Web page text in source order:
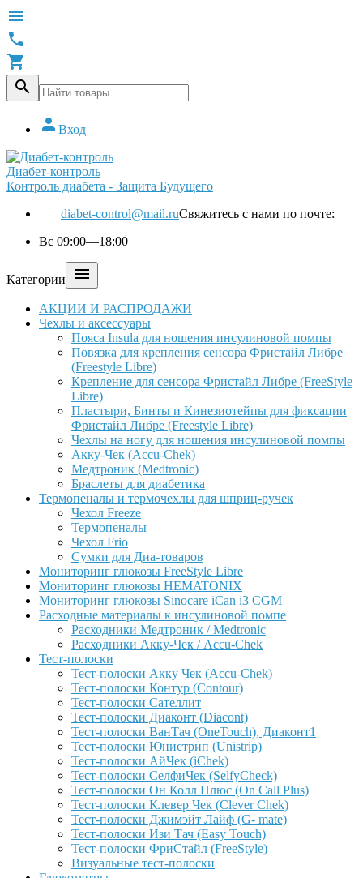




 Вход
Диабет-контроль
Контроль диабета - Защита Будущего
diabet-control@mail.ruСвяжитесь с нами по почте:
Вс 09:00—18:00
Категории 
АКЦИИ И РАСПРОДАЖИ
Чехлы и аксессуары
Пояса Insula для ношения инсулиновой помпы
Повязка для крепления сенсора Фристайл Либре
(Freestyle Libre)
Крепление для сенсора Фристайл Либре (FreeStyle
Libre)
Пластыри, Бинты и Кинезиотейпы для фиксации
Фристайл Либре (Freestyle Libre)
Чехлы на ногу для ношения инсулиновой помпы
Акку-Чек (Accu-Chek)
Медтроник (Medtronic)
Браслеты для диабетика
Термопеналы и термочехлы для шприц-ручек
Чехол Freeze
Термопеналы
Чехол Frio
Сумки для Диа-товаров
Мониторинг глюкозы FreeStyle Libre
Мониторинг глюкозы HEMATONIX
Мониторинг глюкозы Sinocare iCan i3 CGM
Расходные материалы к инсулиновой помпе
Расходники Медтроник / Medtronic
Расходники Акку-Чек / Accu-Chek
Тест-полоски
Тест-полоски Акку Чек (Accu-Chek)
Тест-полоски Контур (Contour)
Тест-полоски Сателлит
Тест-полоски Диаконт (Diacont)
Тест-полоски ВанТач (OneTouch), Диаконт1
Тест-полоски Юнистрип (Unistrip)
Тест-полоски АйЧек (iChek)
Тест-полоски СелфиЧек (SelfyCheck)
Тест-полоски Он Колл Плюс (On Call Plus)
Тест-полоски Клевер Чек (Clever Chek)
Тест-полоски Джимэйт Лайф (G- mate)
Тест-полоски Изи Тач (Easy Touch)
Тест-полоски ФриCтайл (FreeStyle)
Визуальные тест-полоски